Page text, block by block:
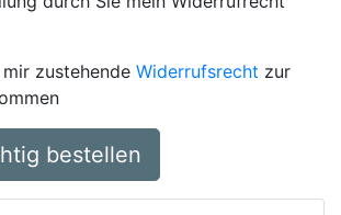
zustehende Widerrufsrecht zur
bestellen